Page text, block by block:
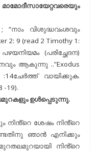
“നാം വിശുദ്ധവംശവും
9 (read 2 Timothy 1:
(പരിച്ഛേദന)
ആകുന്നു ..”Exodus
വായിക്കുക.
-19).
ഉൾപ്പെടുന്നു.
നിൻ്റെ ശേഷം നിൻ്റെ
ഞാൻ എനിക്കും
നിൻ്റെ